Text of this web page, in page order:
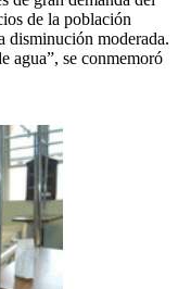
de la población
disminución moderada.
agua”, se conmemoró